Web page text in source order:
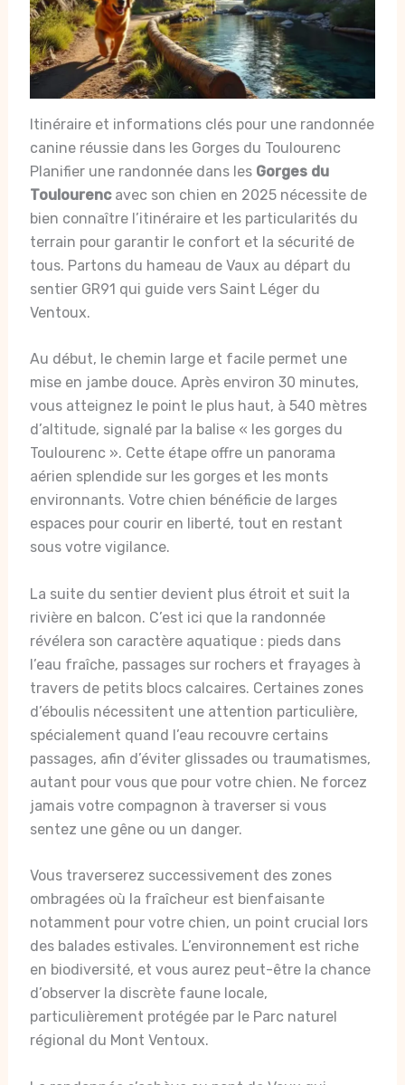
Itinéraire et informations clés pour une randonnée
canine réussie dans les Gorges du Toulourenc
Planifier une randonnée dans les Gorges du
Toulourencavec son chien en 2025 nécessite de
bien connaître l’itinéraire et les particularités du
terrain pour garantir le confort et la sécurité de
tous. Partons du hameau de Vaux au départ du
sentier GR91 qui guide vers Saint Léger du
Ventoux.
Au début, le chemin large et facile permet une
mise en jambe douce. Après environ 30 minutes,
vous atteignez le point le plus haut, à 540 mètres
d’altitude, signalé par la balise « les gorges du
Toulourenc ». Cette étape offre un panorama
aérien splendide sur les gorges et les monts
environnants. Votre chien bénéficie de larges
espaces pour courir en liberté, tout en restant
sous votre vigilance.
La suite du sentier devient plus étroit et suit la
rivière en balcon. C’est ici que la randonnée
révélera son caractère aquatique : pieds dans
l’eau fraîche, passages sur rochers et frayages à
travers de petits blocs calcaires. Certaines zones
d’éboulis nécessitent une attention particulière,
spécialement quand l’eau recouvre certains
passages, afin d’éviter glissades ou traumatismes,
autant pour vous que pour votre chien. Ne forcez
jamais votre compagnon à traverser si vous
sentez une gêne ou un danger.
Vous traverserez successivement des zones
ombragées où la fraîcheur est bienfaisante
notamment pour votre chien, un point crucial lors
des balades estivales. L’environnement est riche
en biodiversité, et vous aurez peut-être la chance
d’observer la discrète faune locale,
particulièrement protégée par le Parc naturel
régional du Mont Ventoux.